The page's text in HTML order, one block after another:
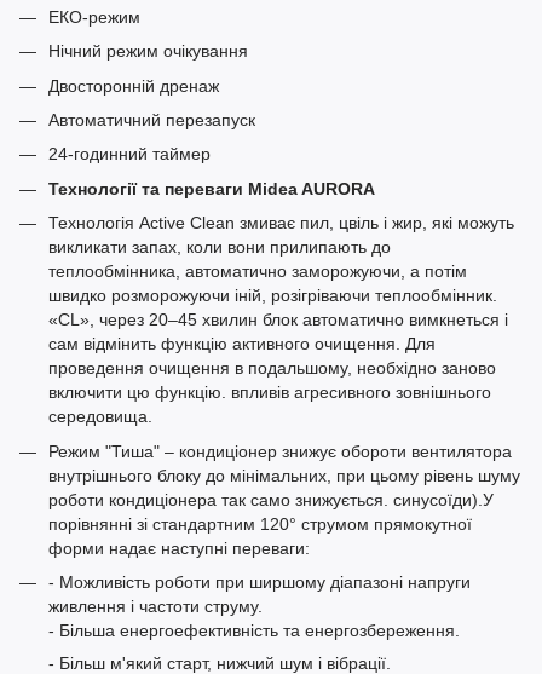
ЕКО-режим
Нічний режим очікування
Двосторонній дренаж
Автоматичний перезапуск
24-годинний таймер
Технології та переваги Midea AURORA
Технологія Active Clean змиває пил, цвіль і жир, які можуть
викликати запах, коли вони прилипають до
теплообмінника, автоматично заморожуючи, а потім
швидко розморожуючи іній, розігріваючи теплообмінник.
«CL», через 20–45 хвилин блок автоматично вимкнеться і
сам відмінить функцію активного очищення. Для
проведення очищення в подальшому, необхідно заново
включити цю функцію. впливів агресивного зовнішнього
середовища.
Режим "Тиша" – кондиціонер знижує обороти вентилятора
внутрішнього блоку до мінімальних, при цьому рівень шуму
роботи кондиціонера так само знижується. синусоїди).У
порівнянні зі стандартним 120° струмом прямокутної
форми надає наступні переваги:
- Можливість роботи при ширшому діапазоні напруги
живлення і частоти струму.
- Більша енергоефективність та енергозбереження.
- Більш м'який старт, нижчий шум і вібрації.